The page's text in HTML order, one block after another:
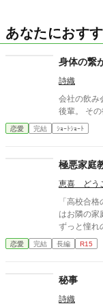
あなたにおす
身体の繋
詩織
会社の飲み
後輩。 その
恋愛 完結 ｼｮｰﾄｼｮｰﾄ
極悪家庭
恵喜 どう
「高校合格のお礼を
はお隣の家
ずっと憧れ
男女の関係
て、彼の一
の？ 意地悪なカテキョに翻弄されっぱなし。 こうなったら確かめ
すぎて―― ちょっぴりスパイスをきかせた大人の男と女子高生の
恋愛 完結 長編 R15
秘事
詩織